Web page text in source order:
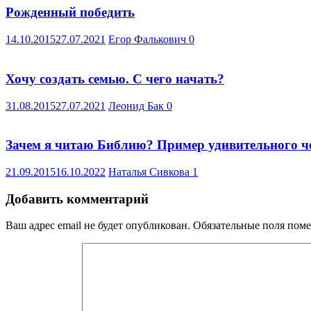
Рожденный победить
14.10.201527.07.2021 Егор Фалькович 0
Хочу создать семью. С чего начать?
31.08.201527.07.2021 Леонид Бак 0
Зачем я читаю Библию? Пример удивительного
21.09.201516.10.2022 Наталья Сивкова 1
Добавить комментарий
Ваш адрес email не будет опубликован. Обязательные поля